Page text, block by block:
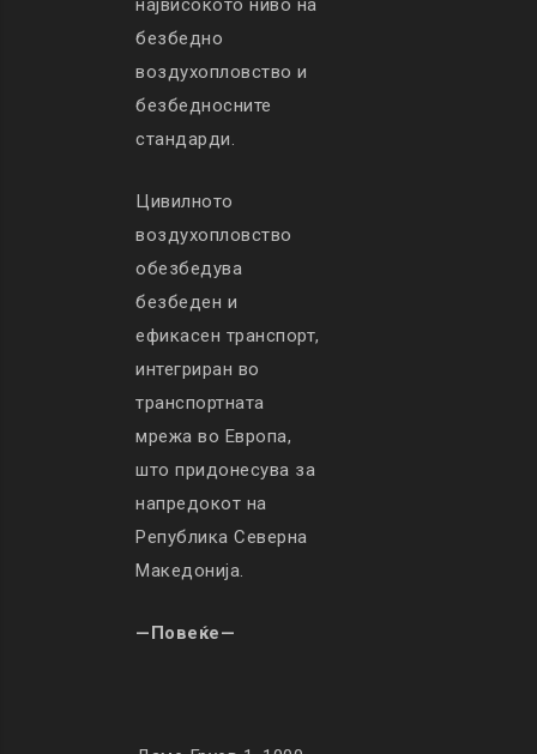
највисокото ниво на
безбедно
воздухопловство и
безбедносните
стандарди.
Цивилното
воздухопловство
обезбедува
безбеден и
ефикасен транспорт,
интегриран во
транспортната
мрежа во Европа,
што придонесува за
напредокот на
Република Северна
Македонија.
—Повеќе—